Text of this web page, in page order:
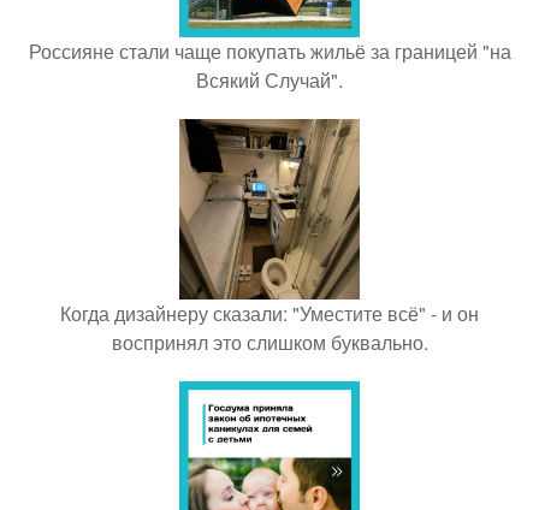
Россияне стали чаще покупать жильё за границей "на
Всякий Случай".
Когда дизайнеру сказали: "Уместите всё" - и он
воспринял это слишком буквально.